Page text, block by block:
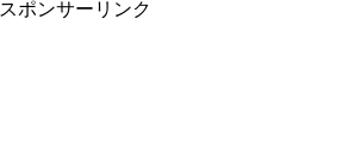
スポンサーリンク